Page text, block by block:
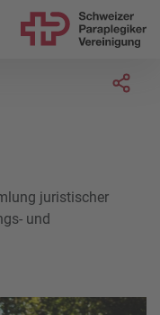
juristischer
und